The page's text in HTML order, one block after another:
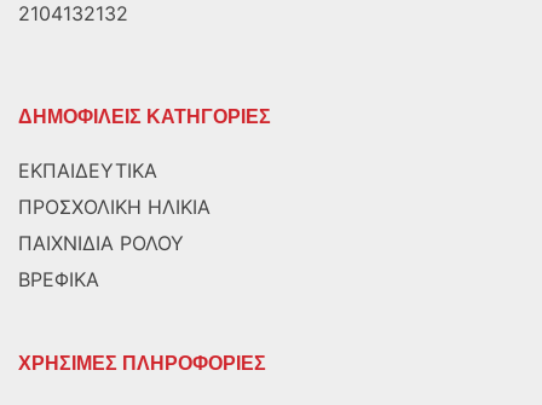
2104132132
ΔΗΜΟΦΙΛΕΙΣ ΚΑΤΗΓΟΡΙΕΣ
ΕΚΠΑΙΔΕΥΤΙΚΑ
ΠΡΟΣΧΟΛΙΚΗ ΗΛΙΚΙΑ
ΠΑΙΧΝΙΔΙΑ ΡΟΛΟΥ
ΒΡΕΦΙΚΑ
ΧΡΗΣΙΜΕΣ ΠΛΗΡΟΦΟΡΙΕΣ